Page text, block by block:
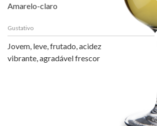
Amarelo-claro
Gustativo
Jovem, leve, frutado, acidez
vibrante, agradável frescor